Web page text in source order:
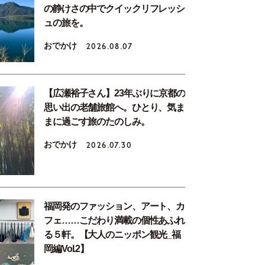
の静けさの中でクイックリフレッシ
ュの旅を。
おでかけ 2026.08.07
【広瀬裕子さん】23年ぶりに京都の
思い出の老舗旅館へ。ひとり、気ま
まに過ごす旅のたのしみ。
おでかけ 2026.07.30
福岡発のファッション、アート、カ
フェ……こだわり満載の個性あふれ
る５軒。【大人のニッポン観光_福
岡編Vol.2】